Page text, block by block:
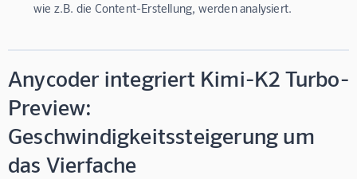
wie z.B. die Content-Erstellung, werden analysiert.
Anycoder integriert Kimi-K2 Turbo-
Preview:
Geschwindigkeitssteigerung um
das Vierfache